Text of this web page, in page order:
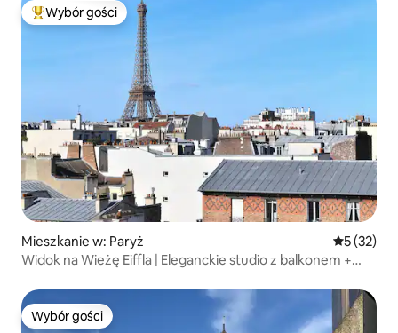
Najpopularniejsze z kategorii Wybór gości
Wybór gości
Mieszkanie w: Paryż Średnia
5 (32)
Widok na Wieżę Eiffla | Eleganckie studio z balkonem +
Wybór gości
Wybór gości